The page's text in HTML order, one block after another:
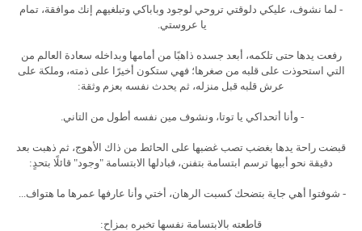
- لما نشوف، عليكي دلوقتي تروحي لوجود وباباكي وتبلغيهم إنك موافقة، تمام
يا عروستي.
رفعت يدها حتى تلكمه، أبعد جسده ذاهبًا من أمامها وبداخله سعادة العالم من
التي استحوذت على قلبه من صغرها؛ فهي ستكون أخيرًا على ذمته، وملكة على
عرش قلبه قبل منزله، ثم يحدث نفسه بعزم وثقة:
- وأنا أتحداكي يا توتا، ونشوف مين نفسه أطول من التاني.
قبضت راحة يدها بغضب تصب غضبها على الحائط من ذاك الأهوج، ثم ذهبت بعد
دقيقة نحو أبيها ترسم ابتسامة بتفنن، فبادلها الابتسامة "وجود" قائلًا بتحدٍ:
- شوفتوا أهي جاية بتضحك كسبت الرهان، أختي وأنا عارفها عمرها ما هتواف...
قاطعته بالابتسامة نفسها تخبره بمزاح: